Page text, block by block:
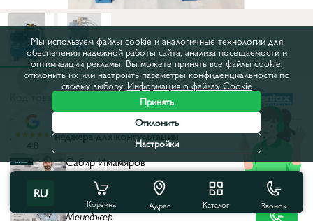
Код товара:
Выбор менеджера для консультации
Опыт: 12 лет
Сабир Имамяров
Главный менеджер
+ 373 68 686 969
Иван Мереакре
Менеджер
RU
Корзина Адрес Каталог Звонок
4.8
Мы используем файлы cookie и аналогичные технологии для
обеспечения надежной работы сайта, анализа посещаемости и
оптимизации рекламы. Вы можете принять все файлы cookie,
отклонить их или настроить параметры конфиденциальности по
своему выбору. Информация о файлах Cookie
Принять
Отклонить
Настройки